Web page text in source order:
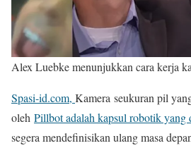
Alex Luebke menunjukkan cara kerja
Spasi-id.com, Kamera seukuran pil
oleh Pillbot adalah kapsul robotik yang
segera mendefinisikan ulang masa